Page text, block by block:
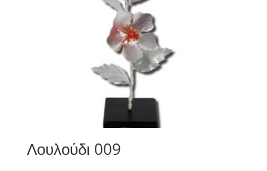
Λουλούδι 009